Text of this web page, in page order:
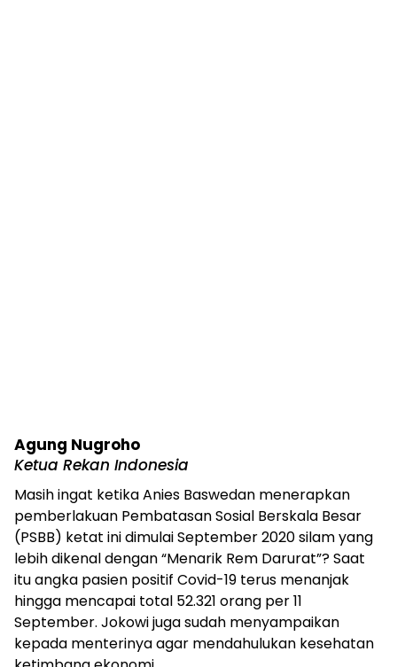
Agung Nugroho
Ketua Rekan Indonesia
Masih ingat ketika Anies Baswedan menerapkan
pemberlakuan Pembatasan Sosial Berskala Besar
(PSBB) ketat ini dimulai September 2020 silam yang
lebih dikenal dengan “Menarik Rem Darurat”? Saat
itu angka pasien positif Covid-19 terus menanjak
hingga mencapai total 52.321 orang per 11
September. Jokowi juga sudah menyampaikan
kepada menterinya agar mendahulukan kesehatan